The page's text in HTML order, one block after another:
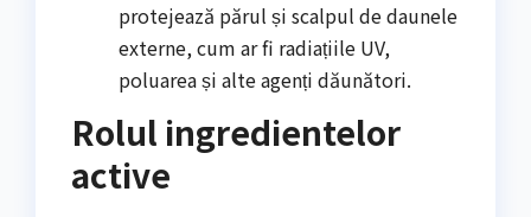
protejează părul și scalpul de daunele
externe, cum ar fi radiațiile UV,
poluarea și alte agenți dăunători.
Rolul ingredientelor
active